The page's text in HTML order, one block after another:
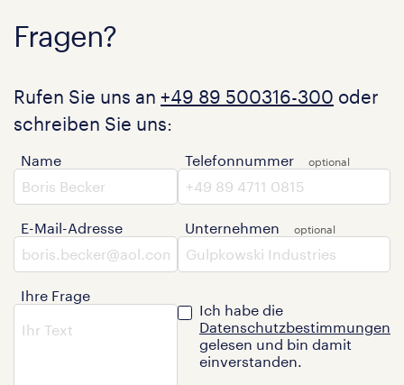
Fragen?
Rufen Sie uns an +49 89 500316-300 oder
schreiben Sie uns:
Name
E-Mail-Adresse
Ihre Frage
Telefonnummer
Unternehmen
Ich habe die
Datenschutzbestimmungen
gelesen und bin damit
einverstanden.